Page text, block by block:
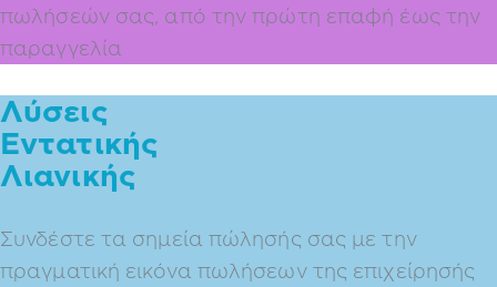
πωλήσεών σας, από την πρώτη επαφή έως την
παραγγελία
Λύσεις
Εντατικής
Λιανικής
Συνδέστε τα σημεία πώλησής σας με την
πραγματική εικόνα πωλήσεων της επιχείρησής